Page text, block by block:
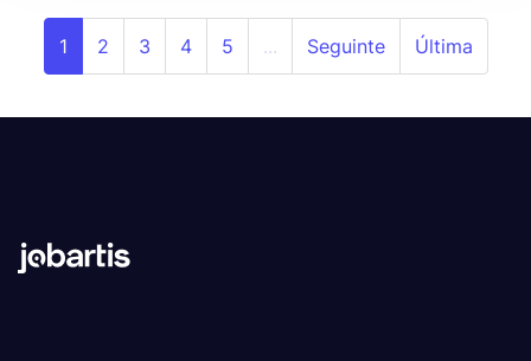
1 2 3 4 5 ... Seguinte Última